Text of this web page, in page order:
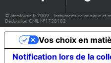
© StarsMusic.fr 2009 - Instruments de musique et
Déclaration CNIL N°1728182
Notification lors de la
Vos choix en